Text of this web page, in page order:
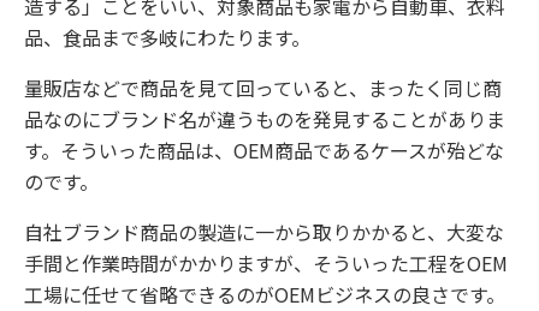
造する」ことをいい、対象商品も家電から自動車、衣料
品、食品まで多岐にわたります。
量販店などで商品を見て回っていると、まったく同じ商
品なのにブランド名が違うものを発見することがありま
す。そういった商品は、OEM商品であるケースが殆どな
のです。
自社ブランド商品の製造に一から取りかかると、大変な
手間と作業時間がかかりますが、そういった工程をOEM
工場に任せて省略できるのがOEMビジネスの良さです。